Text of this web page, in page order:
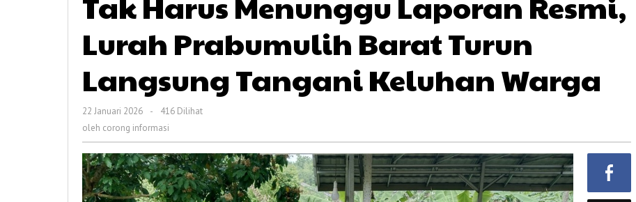
Laporan
Lurah
Barat
Tangani
Keluhan
Warga
Lurah Prabumulih Barat Turun
Langsung Tangani Keluhan Warga
22 Januari 2026
oleh
corong
-
416 Dilihat
oleh corong informasi